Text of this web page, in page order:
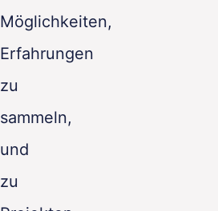
Möglichkeiten,
Erfahrungen
zu
sammeln,
und
zu